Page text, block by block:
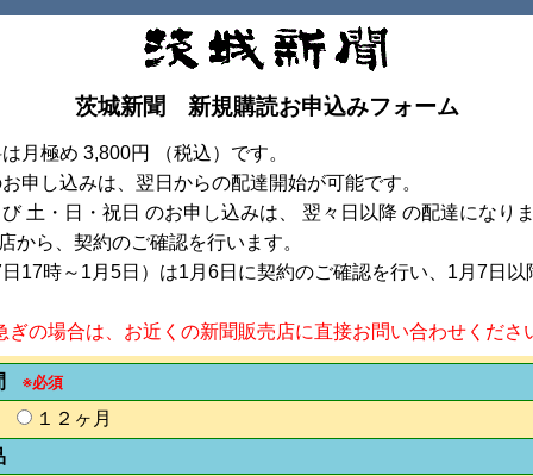
茨城新聞 新規購読お申込みフォーム
月極め 3,800円 （税込）です。
申し込みは、翌日からの配達開始が可能です。
土・日・祝日 のお申し込みは、 翌々日以降 の配達になり
から、契約のご確認を行います。
17時～1月5日）は1月6日に契約のご確認を行い、1月7日以
ぎの場合は、お近くの新聞販売店に直接お問い合わせくださ
※必須
１２ヶ月